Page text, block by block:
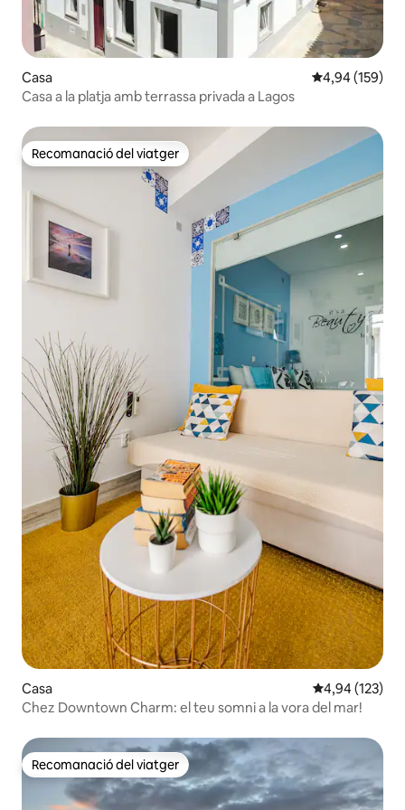
Casa 4,94 de
4,94 (159)
Casa a la platja amb terrassa privada a Lagos
Recomanació del viatger
Recomanació del viatger
Casa 4,94 de
4,94 (123)
Chez Downtown Charm: el teu somni a la vora del mar!
Recomanació del viatger
Recomanació del viatger